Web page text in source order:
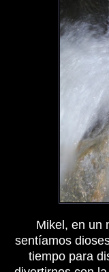
Mikel, en un
sentíamos
tiempo para